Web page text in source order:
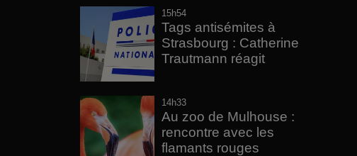
15h54
Tags antisémites à
Strasbourg : Catherine
Trautmann réagit
14h33
Au zoo de Mulhouse :
rencontre avec les
flamants rouges